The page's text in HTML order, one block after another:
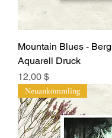
Mountain Blues -
Aquarell Druck
Preis
12,00 $
Neuankömmling